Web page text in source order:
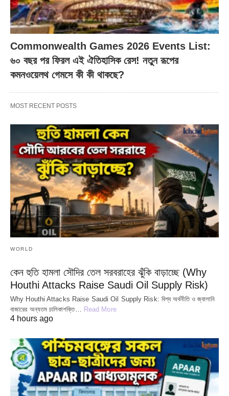
Commonwealth Games 2026 Events List:
৬০ বছর পর ফিরল এই ঐতিহাসিক রেস! নতুন রূপের
কমনওয়েলথ গেমসে কী কী থাকছে?
MOST RECENT POSTS
WORLD
কেন হুতি হামলা সৌদির তেল সরবরাহের ঝুঁকি বাড়াচ্ছে (Why
Houthi Attacks Raise Saudi Oil Supply Risk)
Why Houthi Attacks Raise Saudi Oil Supply Risk: বিশ্ব অর্থনীতি ও জ্বালানি
বাজারের অন্যতম চালিকাশক্তি… Read More
4 hours ago